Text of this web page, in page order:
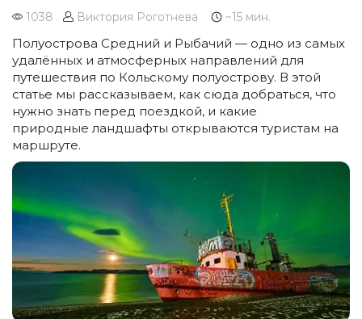
1038 Виктория Роготнева ~15 мин.
Полуострова Средний и Рыбачий — одно из самых
удалённых и атмосферных направлений для
путешествия по Кольскому полуострову. В этой
статье мы рассказываем, как сюда добраться, что
нужно знать перед поездкой, и какие
природные ландшафты открываются туристам на
маршруте.